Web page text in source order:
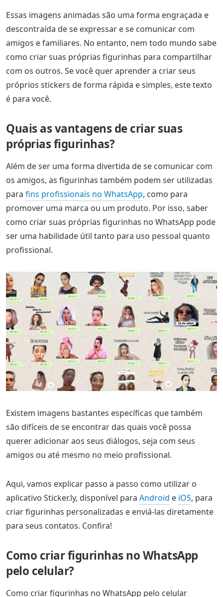
Essas imagens animadas são uma forma engraçada e
descontraída de se expressar e se comunicar com
amigos e familiares. No entanto, nem todo mundo sabe
como criar suas próprias figurinhas para compartilhar
com os outros. Se você quer aprender a criar seus
próprios stickers de forma rápida e simples, este texto
é para você.
Quais as vantagens de criar suas
próprias figurinhas?
Além de ser uma forma divertida de se comunicar com
os amigos, as figurinhas também podem ser utilizadas
para fins profissionais no WhatsApp, como para
promover uma marca ou um produto. Por isso, saber
como criar suas próprias figurinhas no WhatsApp pode
ser uma habilidade útil tanto para uso pessoal quanto
profissional.
Existem imagens bastantes específicas que também
são difíceis de se encontrar das quais você possa
querer adicionar aos seus diálogos, seja com seus
amigos ou até mesmo no meio profissional.
Aqui, vamos explicar passo a passo como utilizar o
aplicativo Sticker.ly, disponível para Android e iOS, para
criar figurinhas personalizadas e enviá-las diretamente
para seus contatos. Confira!
Como criar figurinhas no WhatsApp
pelo celular?
Como criar figurinhas no WhatsApp pelo celular